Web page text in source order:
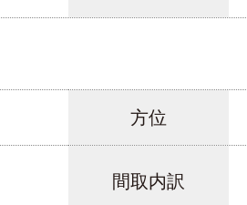
方位
間取内訳